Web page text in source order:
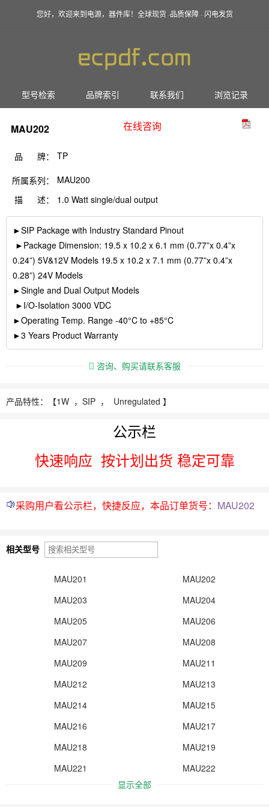
您好，欢迎来到电源，器件库！全球现货 ·品质保障 · 闪电发货
型号检索 品牌索引 联系我们 浏览记录
MAU202 在线咨询
品 牌： TP
所属系列：
MAU200
描 述：
1.0 Watt single/dual output
►SIP Package with Industry Standard Pinout
►Package Dimension: 19.5 x 10.2 x 6.1 mm (0.77”x 0.4”x
0.24”) 5V&12V Models 19.5 x 10.2 x 7.1 mm (0.77”x 0.4”x
0.28”) 24V Models
►Single and Dual Output Models
►I/O-Isolation 3000 VDC
►Operating Temp. Range -40°C to +85°C
►3 Years Product Warranty
咨询、购买请联系客服
产品特性：【1W ， SIP ， Unregulated 】
公示栏
快速响应 按计划出货 稳定可靠
采购用户看公示栏，快捷反应，本品订单货号： MAU202
相关型号
MAU201
MAU202
MAU203
MAU204
MAU205
MAU206
MAU207
MAU208
MAU209
MAU211
MAU212
MAU213
MAU214
MAU215
MAU216
MAU217
MAU218
MAU219
MAU221
MAU222
显示全部